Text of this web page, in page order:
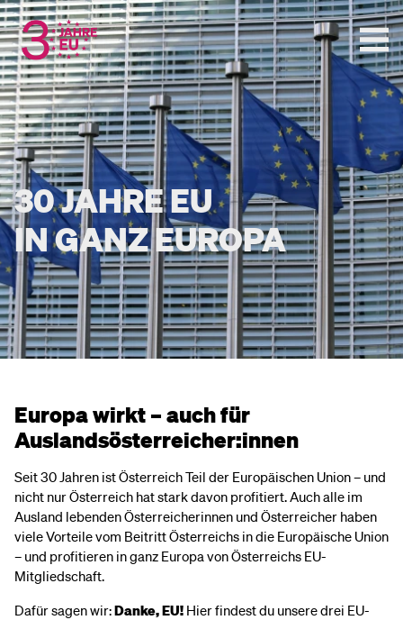
30 JAHRE EU
IN GANZ EUROPA
Europa wirkt – auch für
Auslandsösterreicher:innen
Seit 30 Jahren ist Österreich Teil der Europäischen Union – und
nicht nur Österreich hat stark davon profitiert. Auch alle im
Ausland lebenden Österreicherinnen und Österreicher haben
viele Vorteile vom Beitritt Österreichs in die Europäische Union
– und profitieren in ganz Europa von Österreichs EU-
Mitgliedschaft.
Dafür sagen wir:Danke, EU! Hier findest du unsere drei EU-